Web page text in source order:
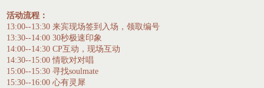
活动流程：
13:00--13:30 来宾现场签到入场，领取编号
13:30--14:00 30秒极速印象
14:00--14:30 CP互动，现场互动
14:30--15:00 情歌对对唱
15:00--15:30 寻找soulmate
15:30--16:00 心有灵犀